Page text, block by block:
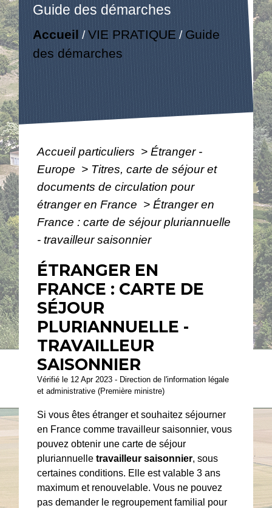
Guide des démarches
Accueil /VIE PRATIQUE / Guide
des démarches
Accueil particuliers > Étranger -
Europe > Titres, carte de séjour et
documents de circulation pour
étranger en France > Étranger en
France : carte de séjour pluriannuelle
- travailleur saisonnier
ÉTRANGER EN
FRANCE : CARTE DE
SÉJOUR
PLURIANNUELLE -
TRAVAILLEUR
SAISONNIER
Vérifié le 12 Apr 2023 - Direction de l'information légale
et administrative (Première ministre)
Si vous êtes étranger et souhaitez séjourner
en France comme travailleur saisonnier, vous
pouvez obtenir une carte de séjour
pluriannuelletravailleur saisonnier, sous
certaines conditions. Elle est valable 3 ans
maximum et renouvelable. Vous ne pouvez
pas demander le regroupement familial pour